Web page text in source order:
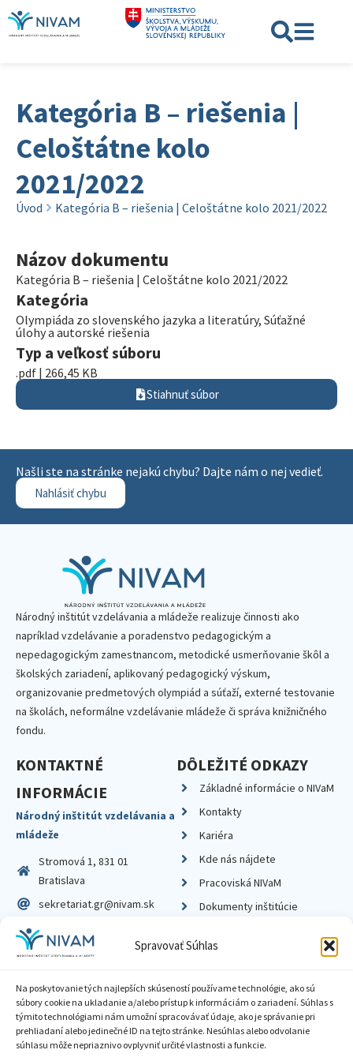
Spravovať Súhlas
Na poskytovanie tých najlepších skúseností používame technológie, ako sú
súbory cookie na ukladanie a/alebo prístup k informáciám o zariadení. Súhlas s
týmito technológiami nám umožní spracovávať údaje, ako je správanie pri
prehliadaní alebo jedinečné ID na tejto stránke. Nesúhlas alebo odvolanie
súhlasu môže nepriaznivo ovplyvniť určité vlastnosti a funkcie.
Kategória B – riešenia |
Celoštátne kolo
2021/2022
Úvod Kategória B – riešenia | Celoštátne kolo 2021/2022
Názov dokumentu
Kategória B – riešenia | Celoštátne kolo 2021/2022
Kategória
Olympiáda zo slovenského jazyka a literatúry, Súťažné
úlohy a autorské riešenia
Typ a veľkosť súboru
.pdf | 266,45 KB
Stiahnuť súbor
Našli ste na stránke nejakú chybu? Dajte nám o nej vedieť.
Nahlásiť chybu
Národný inštitút vzdelávania a mládeže realizuje činnosti ako
napríklad vzdelávanie a poradenstvo pedagogickým a
nepedagogickým zamestnancom, metodické usmerňovanie škôl a
školských zariadení, aplikovaný pedagogický výskum,
organizovanie predmetových olympiád a súťaží, externé testovanie
na školách, neformálne vzdelávanie mládeže či správa knižničného
fondu.
KONTAKTNÉ
INFORMÁCIE
Národný inštitút vzdelávania a
mládeže
Stromová 1, 831 01
Bratislava
sekretariat.gr@nivam.sk
IČO: 00164348
DIČ: 2020798714
DÔLEŽITÉ ODKAZY
Základné informácie o NIVaM
Kontakty
Kariéra
Kde nás nájdete
Pracoviská NIVaM
Dokumenty inštitúcie
Zásady ochrany súkromia